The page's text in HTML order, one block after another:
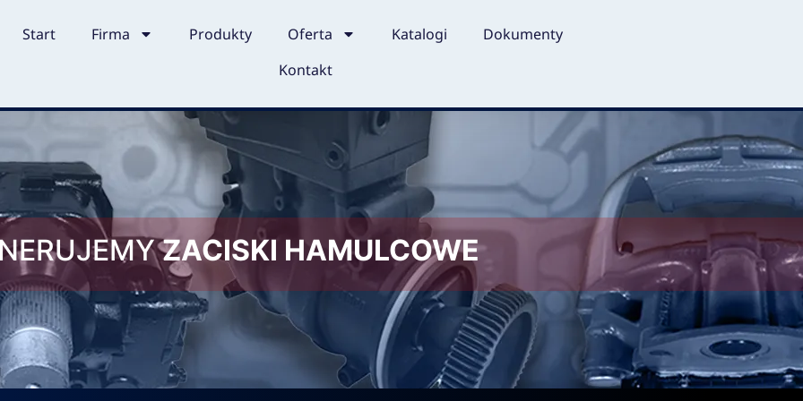
Start Firma Produkty Oferta Katalogi
Dokumenty
Kontakt
ZACISKI HAMULCOWE